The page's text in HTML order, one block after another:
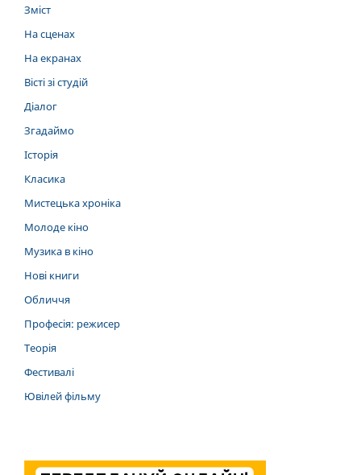
Зміст
На сценах
На екранах
Вісті зі студій
Діалог
Згадаймо
Історія
Класика
Мистецька хроніка
Молоде кіно
Музика в кіно
Нові книги
Обличчя
Професія: режисер
Теорія
Фестивалі
Ювілей фільму